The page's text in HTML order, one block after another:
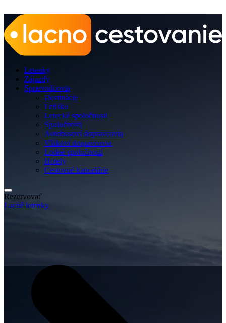
Letenky
Zájazdy
Sprievodcovia
Destinácie
Letisko
Letecké spoločnosti
Spoločnosti
Autobusoví dopravcovia
Vlakoví dopravcovia
Lodné spoločnosti
Hotely
Cestovné kancelárie
Rezervovať
Lacné letenky